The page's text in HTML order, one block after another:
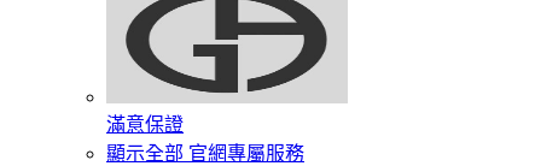
滿意保證
顯示全部 官網專屬服務